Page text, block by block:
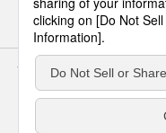
サイトのご利用にあたって
パナソ